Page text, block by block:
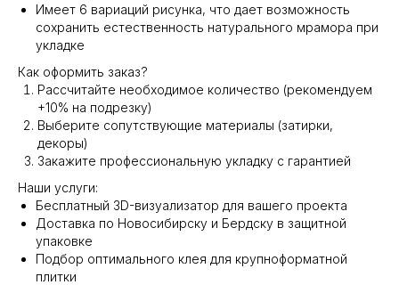
Имеет 6 вариаций рисунка, что дает возможность
сохранить естественность натурального мрамора при
укладке
Как оформить заказ?
Рассчитайте необходимое количество (рекомендуем
+10% на подрезку)
Выберите сопутствующие материалы (затирки,
декоры)
Закажите профессиональную укладку с гарантией
Наши услуги:
Бесплатный 3D-визуализатор для вашего проекта
Доставка по Новосибирску и Бердску в защитной
упаковке
Подбор оптимального клея для крупноформатной
плитки